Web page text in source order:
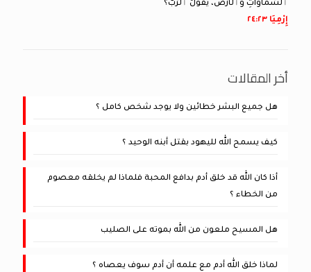
ٱلسَّمَاوَاتِ وَٱلْأَرْضَ، يَقُولُ ٱلرَّبُّ؟
إِرْمِيَا ٢٣:‏٢٤
أخر المقالات
هل جميع البشر خطائين ولا يوجد شخص كامل ؟
كيف يسمح الله لليهود بقتل أبنه الوحيد ؟
أذا كان الله قد خلق أدم بدافع المحبة فلماذا لم يخلقه معصوم
من الخطاء ؟
هل المسيح ملعون من الله بموته على الصليب
لماذا خلق الله أدم مع علمه أن أدم سوف يعصاه ؟